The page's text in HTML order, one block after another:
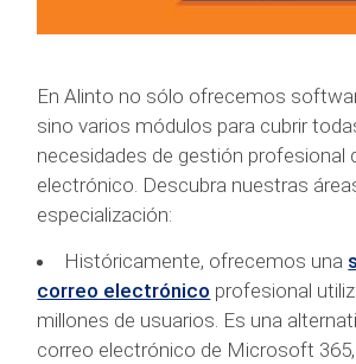
En Alinto no sólo ofrecemos
sino varios módulos para cubrir
necesidades de gestión profesional
electrónico. Descubra nuestras
especialización:
Históricamente, ofrecemos una
correo electrónico profesional
millones de usuarios. Es una
correo electrónico de Microsoft